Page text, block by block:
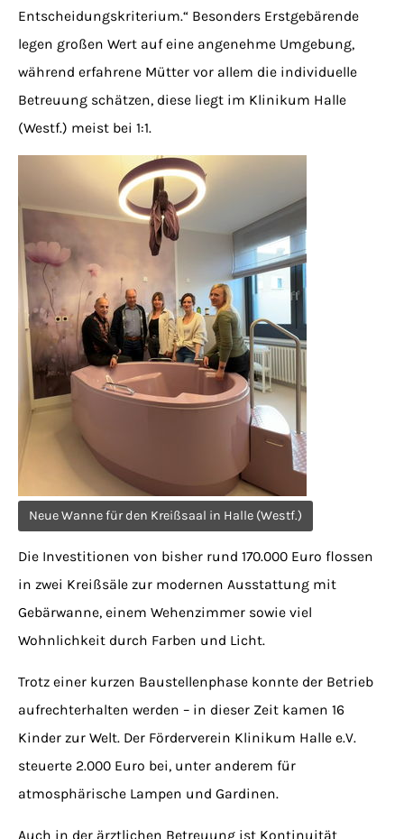
Entscheidungskriterium.“ Besonders Erstgebärende
legen großen Wert auf eine angenehme Umgebung,
während erfahrene Mütter vor allem die individuelle
Betreuung schätzen, diese liegt im Klinikum Halle
(Westf.) meist bei 1:1.
Neue Wanne für den Kreißsaal in Halle (Westf.)
Die Investitionen von bisher rund 170.000 Euro flossen
in zwei Kreißsäle zur modernen Ausstattung mit
Gebärwanne, einem Wehenzimmer sowie viel
Wohnlichkeit durch Farben und Licht.
Trotz einer kurzen Baustellenphase konnte der Betrieb
aufrechterhalten werden – in dieser Zeit kamen 16
Kinder zur Welt. Der Förderverein Klinikum Halle e.V.
steuerte 2.000 Euro bei, unter anderem für
atmosphärische Lampen und Gardinen.
Auch in der ärztlichen Betreuung ist Kontinuität